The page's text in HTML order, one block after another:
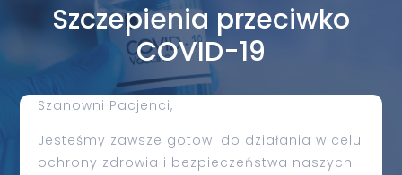
Szczepienia przeciwko
COVID-19
Szanowni Pacjenci,
Jesteśmy zawsze gotowi do działania w celu
ochrony zdrowia i bezpieczeństwa naszych